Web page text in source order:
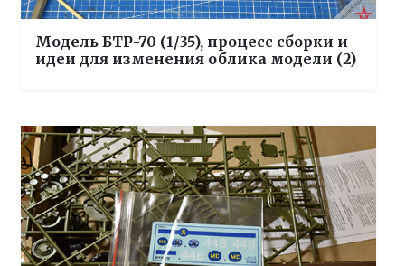
Модель БТР-70 (1/35), процесс сборки и
идеи для изменения облика модели (2)